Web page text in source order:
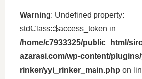
Warning: Undefined property:
stdClass::$access_token in
/home/c7933325/public_html/
azarasi.com/wp-content/
rinker/yyi_rinker_main.php on